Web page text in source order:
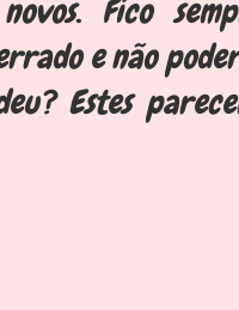
Fico
e não
Estes